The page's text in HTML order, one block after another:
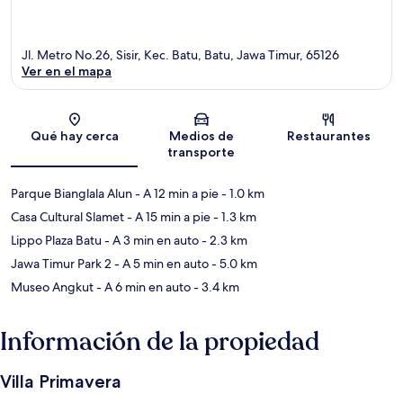
Sección del mapa
Jl. Metro No.26, Sisir, Kec. Batu, Batu, Jawa Timur, 65126
Ver en el mapa
Qué hay cerca
Medios de
transporte
Restaurantes
Parque Bianglala Alun- A 12 min a pie- 1.0 km
Casa Cultural Slamet- A 15 min a pie- 1.3 km
Lippo Plaza Batu- A 3 min en auto- 2.3 km
Jawa Timur Park 2 - A 5 min en auto- 5.0 km
Museo Angkut- A 6 min en auto- 3.4 km
Información de la propiedad
Villa Primavera